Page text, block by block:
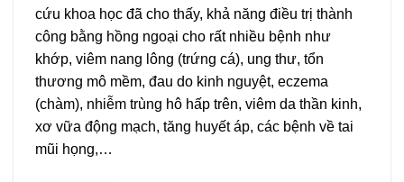
cứu khoa học đã cho thấy, khả năng điều trị thành
công bằng hồng ngoại cho rất nhiều bệnh như
khớp, viêm nang lông (trứng cá), ung thư, tổn
thương mô mềm, đau do kinh nguyệt, eczema
(chàm), nhiễm trùng hô hấp trên, viêm da thần kinh,
xơ vữa động mạch, tăng huyết áp, các bệnh về tai
mũi họng,…